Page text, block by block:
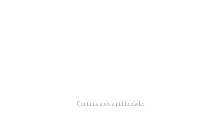
Continua após a publicidade..